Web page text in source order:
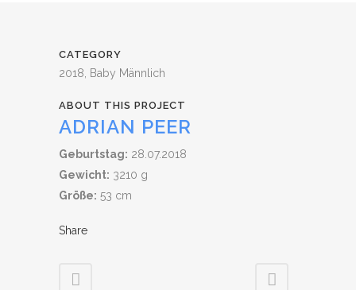
CATEGORY
2018, Baby Männlich
ABOUT THIS PROJECT
ADRIAN PEER
Geburtstag: 28.07.2018
Gewicht: 3210 g
Größe: 53 cm
Share